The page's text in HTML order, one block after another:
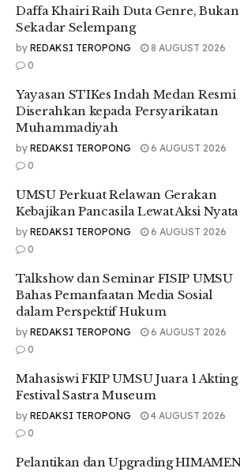
fakultas hukum, jadikan untuk
naik turun naik tangga lagi, mereka
gedung mereka sendiri,” ujarnya.
Dewangga juga memberitahukan
saja yang akan diberikan akses
baru ini, bagian kanan untuk pertanian
Gedung C akan langsung terhubung ke
lelaki yang juga berperan sebagai
Menurut perhitungan Dewangga sendiri
pembangunan ini harusnya sudah akan
depan. “Ini mungkin selesai bulan 7 dan
jika tidak ada kendala,” ungkapnya.
Akhir kata, saat ditanyai mengenai
Politik (FISIP) yang diketahui juga masih
dengan Fakultas Hukum (FAHUM),
belum mengetahui perkembangan
Daffa Khairi Raih Duta Genre, Bukan
Sekadar Selempang
by REDAKSI TEROPONG
8 AUGUST 2026
0
Yayasan STIKes Indah Medan Resmi
Diserahkan kepada Persyarikatan
Muhammadiyah
by REDAKSI TEROPONG
6 AUGUST 2026
0
UMSU Perkuat Relawan Gerakan
Kebajikan Pancasila Lewat Aksi Nyata
by REDAKSI TEROPONG
6 AUGUST 2026
0
Talkshow dan Seminar FISIP UMSU
Bahas Pemanfaatan Media Sosial
dalam Perspektif Hukum
by REDAKSI TEROPONG
6 AUGUST 2026
0
Mahasiswi FKIP UMSU Juara 1 Akting
Festival Sastra Museum
by REDAKSI TEROPONG
4 AUGUST 2026
0
Pelantikan dan Upgrading